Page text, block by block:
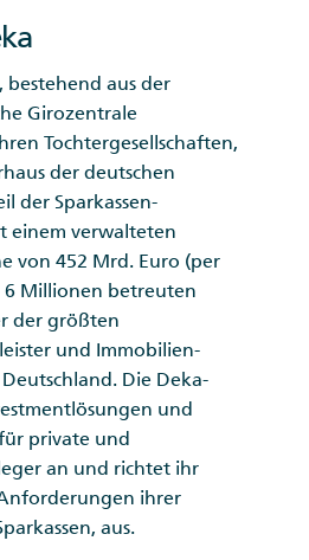
bestehend aus der
Girozentrale
Tochtergesellschaften,
der deutschen
der Sparkassen-
einem verwalteten
von 452 Mrd. Euro (per
6 Millionen betreuten
der größten
und Immobilien-
Die Deka-
und
private und
an und richtet ihr
ihrer
aus.